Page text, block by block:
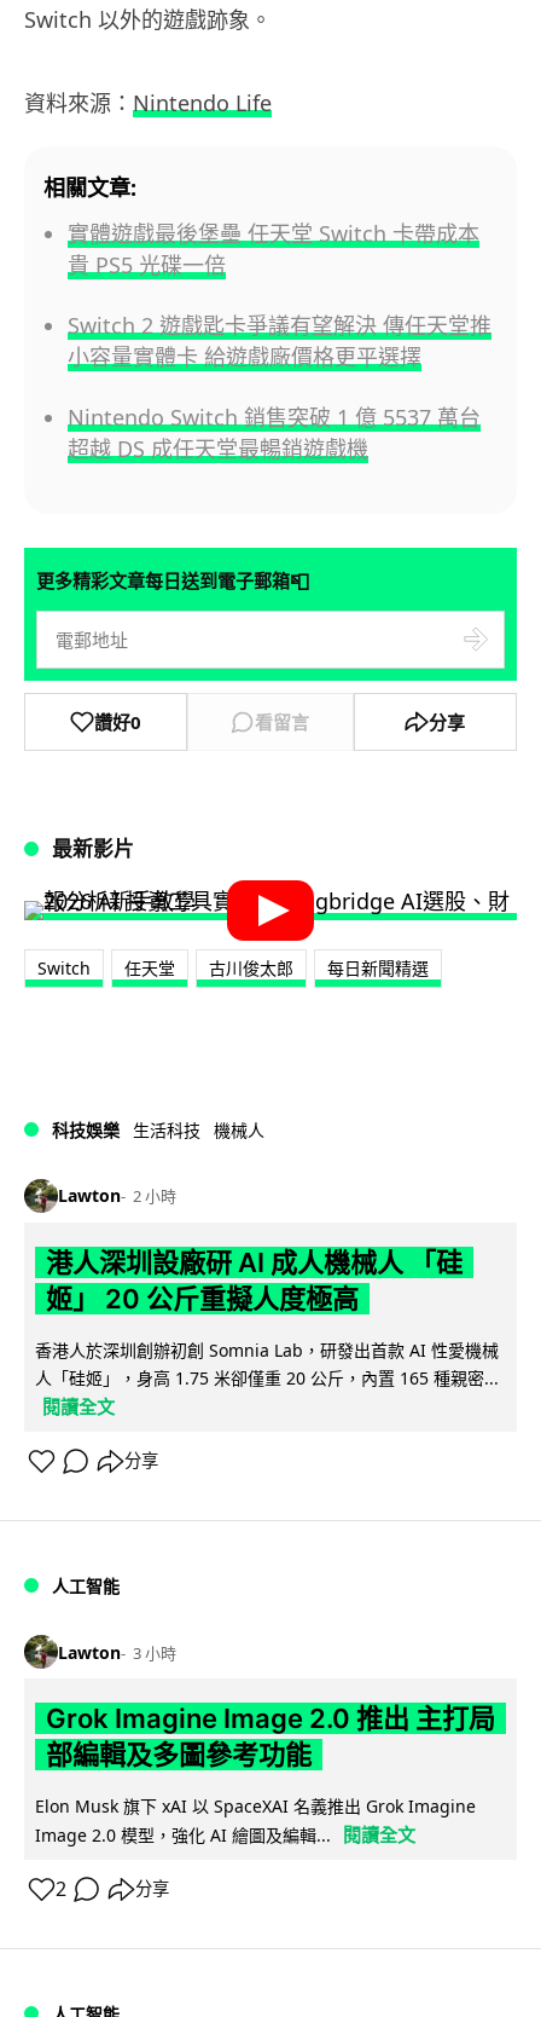
Switch 以外的遊戲跡象。
資料來源： Nintendo Life
相關文章:
實體遊戲最後堡壘 任天堂 Switch 卡帶成本
貴 PS5 光碟一倍
Switch 2 遊戲匙卡爭議有望解決 傳任天堂推
小容量實體卡 給遊戲廠價格更平選擇
Nintendo Switch 銷售突破 1 億 5537 萬台
超越 DS 成任天堂最暢銷遊戲機
更多精彩文章每日送到電子郵箱📮
讚好0 看留言 分享
最新影片
Switch 任天堂 古川俊太郎 每日新聞精選
科技娛樂 生活科技 機械人
Lawton 2 小時
港人深圳設廠研 AI 成人機械人 「硅
姬」 20 公斤重擬人度極高
香港人於深圳創辦初創 Somnia Lab，研發出首款 AI 性愛機械
人「硅姬」，身高 1.75 米卻僅重 20 公斤，內置 165 種親密...
閱讀全文
分享
人工智能
Lawton 3 小時
Grok Imagine Image 2.0 推出 主打局
部編輯及多圖參考功能
Elon Musk 旗下 xAI 以 SpaceXAI 名義推出 Grok Imagine
Image 2.0 模型，強化 AI 繪圖及編輯...
閱讀全文
2 分享